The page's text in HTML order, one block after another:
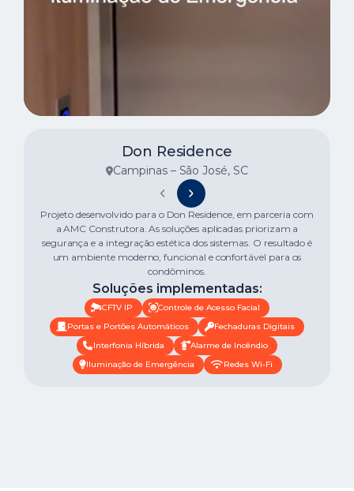
Don Residence
Campinas – São José, SC
Projeto desenvolvido para o Don Residence, em parceria com
a AMC Construtora. As soluções aplicadas priorizam a
segurança e a integração estética dos sistemas. O resultado é
um ambiente moderno, funcional e confortável para os
condôminos.
Soluções implementadas:
CFTV IP
Controle de Acesso Facial
Portas e Portões Automáticos
Fechaduras Digitais
Interfonia Híbrida
Alarme de Incêndio
Iluminação de Emergência
Redes Wi-Fi